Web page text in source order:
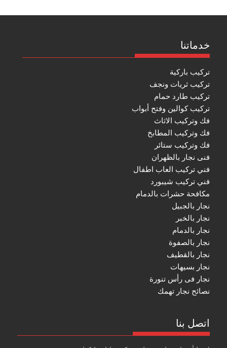
خدماتنا
تركيب باركية
تركيب ثريات ونجف
تركيب طارد حمام
تركيب كوالين وفتح أبواب
فك وتركيب الاثاث
فك وتركيب المطابخ
فك وتركيب ستائر
فنى نجار بالظهران
فني تركيب العاب اطفال
فني تركيب شيبورد
مكافحة حشرات بالدمام
نجار بالجبيل
نجار بالخبر
نجار بالدمام
نجار بالصفوة
نجار بالقطيف
نجار بسيهات
نجار فى رأس تنورة
نصائح نجار تهمك
اتصل بنا